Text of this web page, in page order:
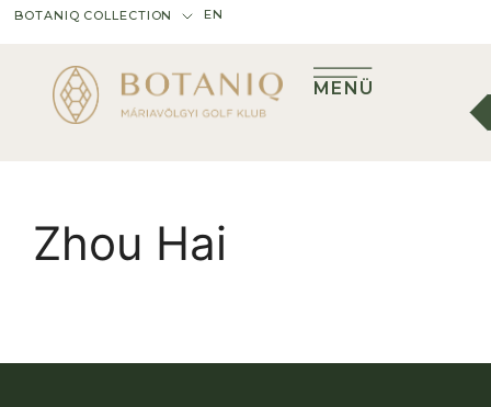
BOTANIQ COLLECTION EN
MENÜ
Zhou Hai